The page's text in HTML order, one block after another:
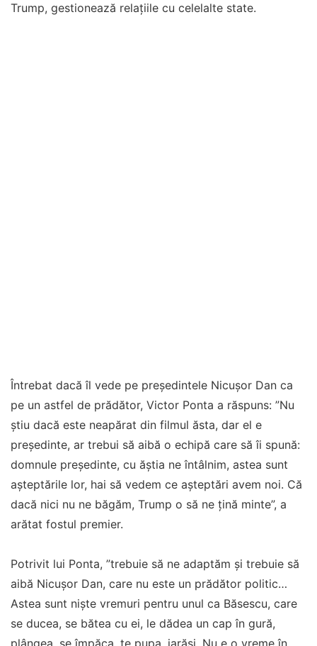
Trump, gestionează relațiile cu celelalte state.
Întrebat dacă îl vede pe președintele Nicușor Dan ca
pe un astfel de prădător, Victor Ponta a răspuns: ”Nu
știu dacă este neapărat din filmul ăsta, dar el e
președinte, ar trebui să aibă o echipă care să îi spună:
domnule președinte, cu ăștia ne întâlnim, astea sunt
așteptările lor, hai să vedem ce așteptări avem noi. Că
dacă nici nu ne băgăm, Trump o să ne țină minte”, a
arătat fostul premier.
Potrivit lui Ponta, ”trebuie să ne adaptăm și trebuie să
aibă Nicușor Dan, care nu este un prădător politic…
Astea sunt niște vremuri pentru unul ca Băsescu, care
se ducea, se bătea cu ei, le dădea un cap în gură,
plângea, se împăca, te pupa, iarăși. Nu e o vreme în